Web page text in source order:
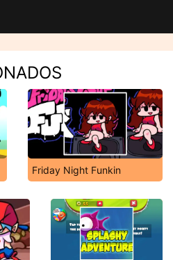
Friday Night Funkin